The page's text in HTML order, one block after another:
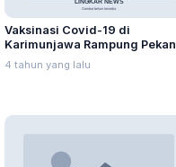
Vaksinasi Covid-19 di
Karimunjawa Rampung Pekan
Kedua September 2021
4 tahun yang lalu